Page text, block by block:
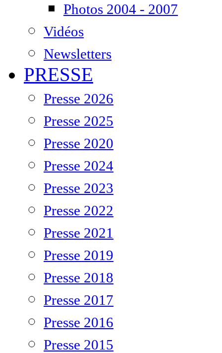
Photos 2004 - 2007
Vidéos
Newsletters
PRESSE
Presse 2026
Presse 2025
Presse 2020
Presse 2024
Presse 2023
Presse 2022
Presse 2021
Presse 2019
Presse 2018
Presse 2017
Presse 2016
Presse 2015